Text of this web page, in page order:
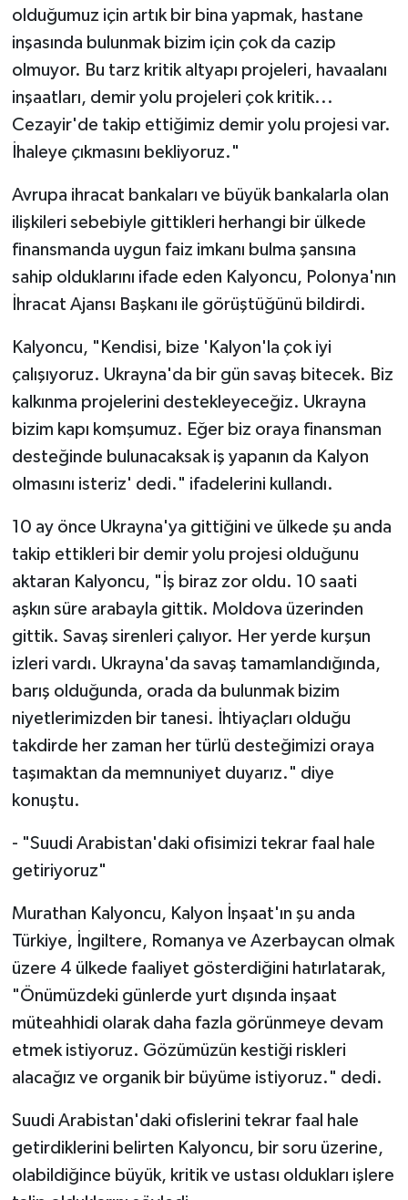
olduğumuz için artık bir bina yapmak, hastane
inşasında bulunmak bizim için çok da cazip
olmuyor. Bu tarz kritik altyapı projeleri, havaalanı
inşaatları, demir yolu projeleri çok kritik...
Cezayir'de takip ettiğimiz demir yolu projesi var.
İhaleye çıkmasını bekliyoruz."
Avrupa ihracat bankaları ve büyük bankalarla olan
ilişkileri sebebiyle gittikleri herhangi bir ülkede
finansmanda uygun faiz imkanı bulma şansına
sahip olduklarını ifade eden Kalyoncu, Polonya'nın
İhracat Ajansı Başkanı ile görüştüğünü bildirdi.
Kalyoncu, "Kendisi, bize 'Kalyon'la çok iyi
çalışıyoruz. Ukrayna'da bir gün savaş bitecek. Biz
kalkınma projelerini destekleyeceğiz. Ukrayna
bizim kapı komşumuz. Eğer biz oraya finansman
desteğinde bulunacaksak iş yapanın da Kalyon
olmasını isteriz' dedi." ifadelerini kullandı.
10 ay önce Ukrayna'ya gittiğini ve ülkede şu anda
takip ettikleri bir demir yolu projesi olduğunu
aktaran Kalyoncu, "İş biraz zor oldu. 10 saati
aşkın süre arabayla gittik. Moldova üzerinden
gittik. Savaş sirenleri çalıyor. Her yerde kurşun
izleri vardı. Ukrayna'da savaş tamamlandığında,
barış olduğunda, orada da bulunmak bizim
niyetlerimizden bir tanesi. İhtiyaçları olduğu
takdirde her zaman her türlü desteğimizi oraya
taşımaktan da memnuniyet duyarız." diye
konuştu.
- "Suudi Arabistan'daki ofisimizi tekrar faal hale
getiriyoruz"
Murathan Kalyoncu, Kalyon İnşaat'ın şu anda
Türkiye, İngiltere, Romanya ve Azerbaycan olmak
üzere 4 ülkede faaliyet gösterdiğini hatırlatarak,
"Önümüzdeki günlerde yurt dışında inşaat
müteahhidi olarak daha fazla görünmeye devam
etmek istiyoruz. Gözümüzün kestiği riskleri
alacağız ve organik bir büyüme istiyoruz." dedi.
Suudi Arabistan'daki ofislerini tekrar faal hale
getirdiklerini belirten Kalyoncu, bir soru üzerine,
olabildiğince büyük, kritik ve ustası oldukları işlere